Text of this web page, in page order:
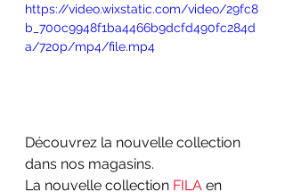
https://video.wixstatic.com/video/29fc8
b_700c9948f1ba4466b9dcfd490fc284d
a/720p/mp4/file.mp4
Découvrez la nouvelle collection
dans nos magasins.
La nouvelle collection FILA en